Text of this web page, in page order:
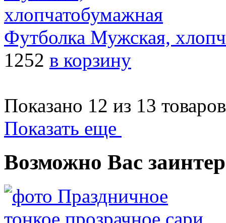
Футболка Мужская,
1252 в корзину
Показано 12 из 13 товаров
Показать еще
Возможно Вас